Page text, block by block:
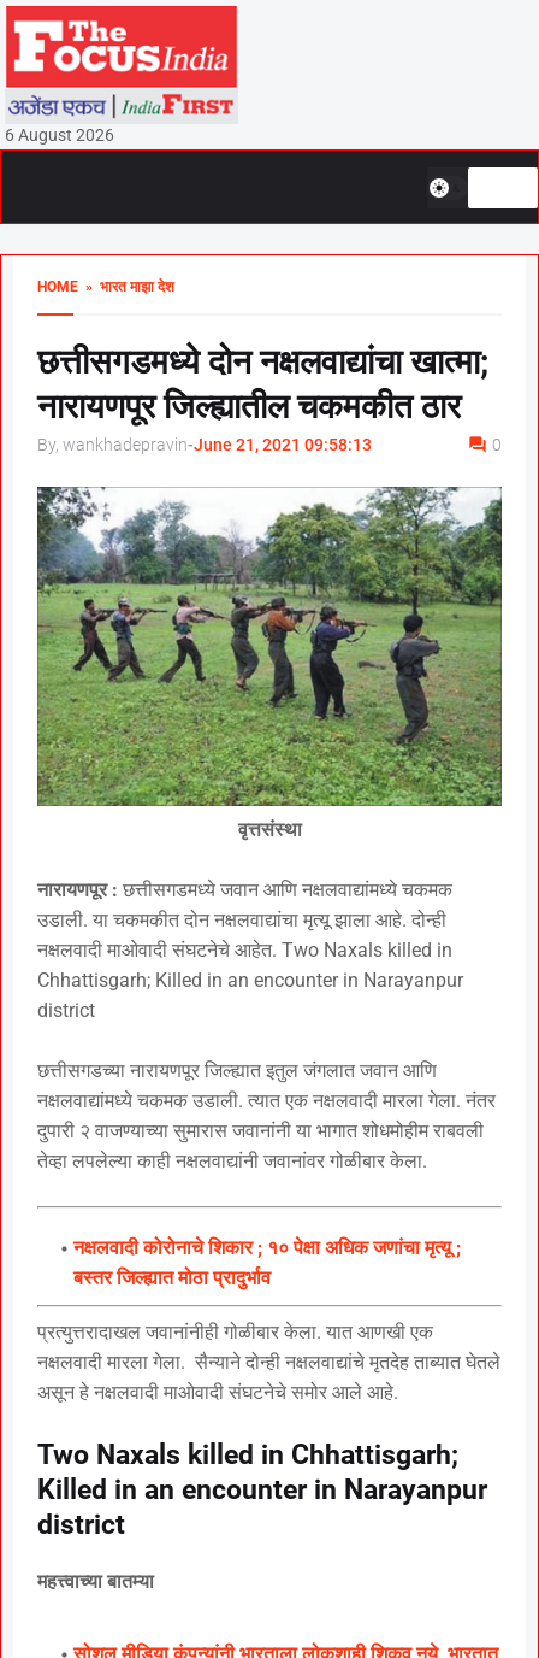
6 August 2026
HOME » भारत माझा देश
छत्तीसगडमध्ये दोन नक्षलवाद्यांचा खात्मा;
नारायणपूर जिल्ह्यातील चकमकीत ठार
By, wankhadepravin-June 21, 2021 09:58:13 0
वृत्तसंस्था
नारायणपूर : छत्तीसगडमध्ये जवान आणि नक्षलवाद्यांमध्ये चकमक
उडाली. या चकमकीत दोन नक्षलवाद्यांचा मृत्यू झाला आहे. दोन्ही
नक्षलवादी माओवादी संघटनेचे आहेत. Two Naxals killed in
Chhattisgarh; Killed in an encounter in Narayanpur
district
छत्तीसगडच्या नारायणपूर जिल्ह्यात इतुल जंगलात जवान आणि
नक्षलवाद्यांमध्ये चकमक उडाली. त्यात एक नक्षलवादी मारला गेला. नंतर
दुपारी २ वाजण्याच्या सुमारास जवानांनी या भागात शोधमोहीम राबवली
तेव्हा लपलेल्या काही नक्षलवाद्यांनी जवानांवर गोळीबार केला.
नक्षलवादी कोरोनाचे शिकार ; १० पेक्षा अधिक जणांचा मृत्यू ;
बस्तर जिल्ह्यात मोठा प्रादुर्भाव
प्रत्युत्तरादाखल जवानांनीही गोळीबार केला. यात आणखी एक
नक्षलवादी मारला गेला. सैन्याने दोन्ही नक्षलवाद्यांचे मृतदेह ताब्यात घेतले
असून हे नक्षलवादी माओवादी संघटनेचे समोर आले आहे.
Two Naxals killed in Chhattisgarh;
Killed in an encounter in Narayanpur
district
महत्त्वाच्या बातम्या